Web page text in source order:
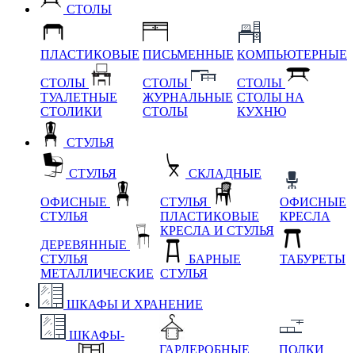
СТОЛЫ
ПЛАСТИКОВЫЕ
СТОЛЫ
ТУАЛЕТНЫЕ
СТОЛИКИ
ПИСЬМЕННЫЕ
СТОЛЫ
ЖУРНАЛЬНЫЕ
СТОЛЫ
КОМПЬЮТЕРНЫЕ
СТОЛЫ
СТОЛЫ НА
КУХНЮ
СТУЛЬЯ
СТУЛЬЯ
ОФИСНЫЕ
СТУЛЬЯ
ДЕРЕВЯННЫЕ
СТУЛЬЯ
МЕТАЛЛИЧЕСКИЕ
СКЛАДНЫЕ
СТУЛЬЯ
ПЛАСТИКОВЫЕ
КРЕСЛА И СТУЛЬЯ
БАРНЫЕ
СТУЛЬЯ
ОФИСНЫЕ
КРЕСЛА
ТАБУРЕТЫ
ШКАФЫ И ХРАНЕНИЕ
ШКАФЫ-
ГАРДЕРОБНЫЕ
ПОЛКИ